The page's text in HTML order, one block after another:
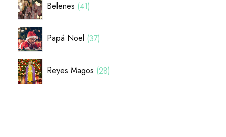
Belenes 41
Papá Noel 37
Reyes Magos 28